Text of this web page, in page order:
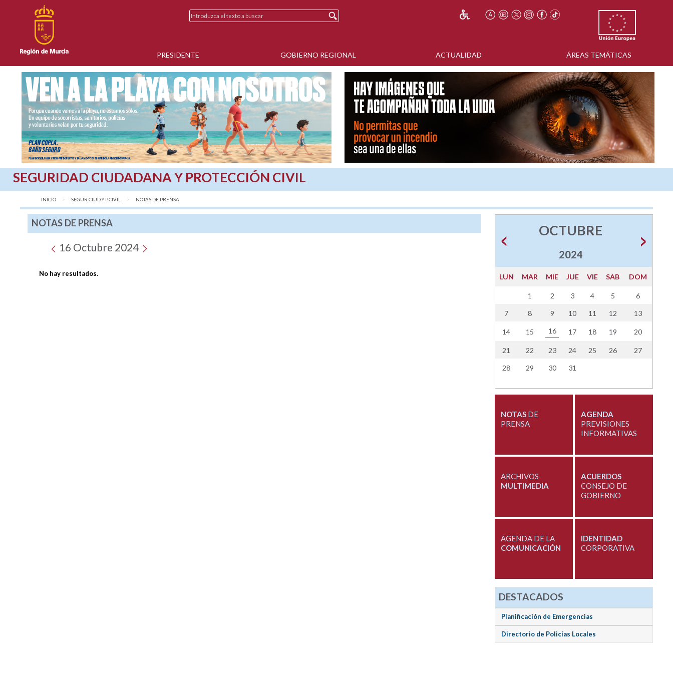
PRESIDENTE GOBIERNO REGIONAL ACTUALIDAD ÁREAS TEMÁTICAS
SEGURIDAD CIUDADANA Y PROTECCIÓN CIVIL
INICIO SEGUR.CIUD Y P.CIVIL AQUÍ:
NOTAS DE PRENSA
NOTAS DE PRENSA
16 Octubre 2024
No hay resultados.
OCTUBRE
2024
LUN MAR MIE JUE VIE SAB DOM
1 2 3 4 5 6
7 8 9 10 11 12 13
14 15 16 17 18 19 20
21 22 23 24 25 26 27
28 29 30 31
NOTASDE
PRENSA
AGENDA
PREVISIONES
INFORMATIVAS
ARCHIVOS
MULTIMEDIA
ACUERDOS
CONSEJO DE
GOBIERNO
AGENDA DE LA
COMUNICACIÓN
IDENTIDAD
CORPORATIVA
DESTACADOS
Planificación de Emergencias
Directorio de Policías Locales